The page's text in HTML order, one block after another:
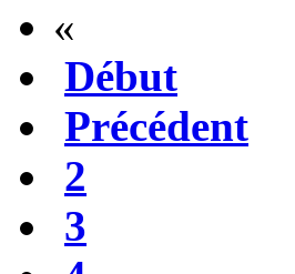
«
Début
Précédent
2
3